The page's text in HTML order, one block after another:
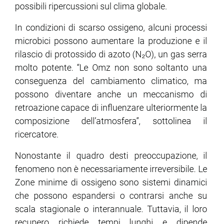
possibili ripercussioni sul clima globale.
In condizioni di scarso ossigeno, alcuni processi
microbici possono aumentare la produzione e il
rilascio di protossido di azoto (N₂O), un gas serra
molto potente. “Le Omz non sono soltanto una
conseguenza del cambiamento climatico, ma
possono diventare anche un meccanismo di
retroazione capace di influenzare ulteriormente la
composizione dell’atmosfera”, sottolinea il
ricercatore.
Nonostante il quadro desti preoccupazione, il
fenomeno non è necessariamente irreversibile. Le
Zone minime di ossigeno sono sistemi dinamici
che possono espandersi o contrarsi anche su
scala stagionale o interannuale. Tuttavia, il loro